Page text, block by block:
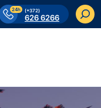
24h (+372)
626 6266